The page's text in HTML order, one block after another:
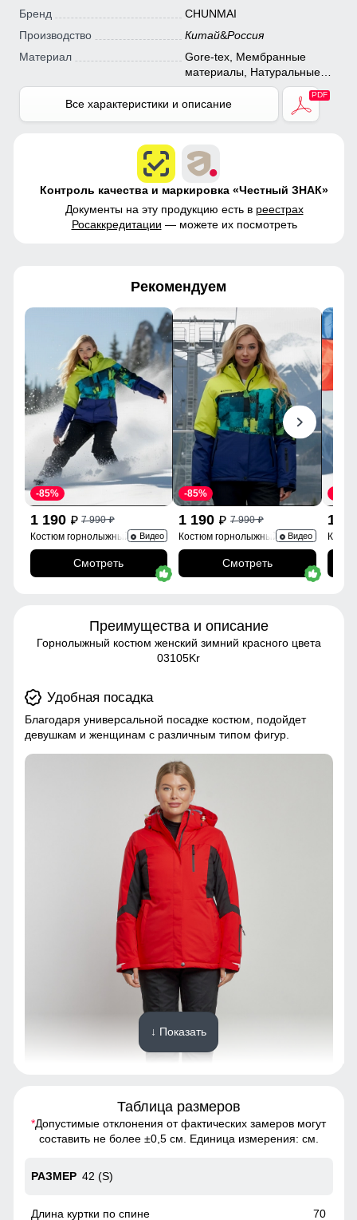
Бренд
CHUNMAI
Производство
Китай&Россия
Материал
Gore-tex, Мембранные
материалы, Натуральные
материалы, Полиэстер,
Плащевка, Тефлон, Болонь,
Экологичные материалы
Все характеристики и описание
Контроль качества и маркировка «Честный ЗНАК»
Документы на эту продукцию есть в реестрах
Росаккредитации — можете их посмотреть
Рекомендуем
1 190 p 7 990p
-85%
Костюм горнолыжный
02395Sl
Видео
Смотреть
1 190 p 7 990p
-85%
Костюм горнолыжный 0005Sl
Видео
Смотреть
1
Преимущества и описание
Горнолыжный костюм женский зимний красного цвета
03105Kr
Удобная посадка
Благодаря универсальной посадке костюм, подойдет
девушкам и женщинам с различным типом фигур.
Благодаря универсальной посадке костюм, подойдет
девушкам и женщинам с различным типом фигур.
Съемный ветрозащитный капюшон
Капюшон надежно защищает от различных внешних
↓ Показать
Таблица размеров
*Допустимые отклонения от фактических замеров могут
составить не более ±0,5 см. Единица измерения: см.
42 (S)
70